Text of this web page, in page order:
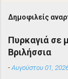
Δημοφιλείς
Πυρκαγιά σε
Βριλήσσια
-Αυγούστου 01,